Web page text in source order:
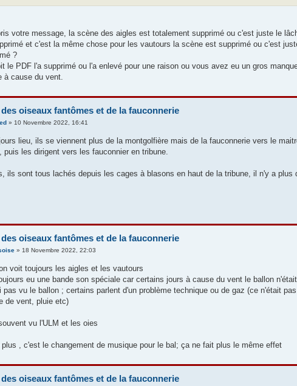
votre message, la scène des aigles est totalement supprimé ou c'est juste le
et c'est la même chose pour les vautours la scène est supprimé ou c'est
?
le PDF l'a supprimé ou l'a enlevé pour une raison ou vous avez eu un gros
à cause du vent.
oiseaux fantômes et de la fauconnerie
» 10 Novembre 2022, 16:41
lieu, ils se viennent plus de la montgolfière mais de la fauconnerie vers le
les dirigent vers les fauconnier en tribune.
ils sont tous lachés depuis les cages à blasons en haut de la tribune, il n'y a plus
oiseaux fantômes et de la fauconnerie
» 18 Novembre 2022, 22:03
voit toujours les aigles et les vautours
eu une bande son spéciale car certains jours à cause du vent le ballon
vu le ballon ; certains parlent d'un problème technique ou de gaz (ce n'était
de vent, pluie etc)
vu l'ULM et les oies
, c'est le changement de musique pour le bal; ça ne fait plus le même effet
oiseaux fantômes et de la fauconnerie